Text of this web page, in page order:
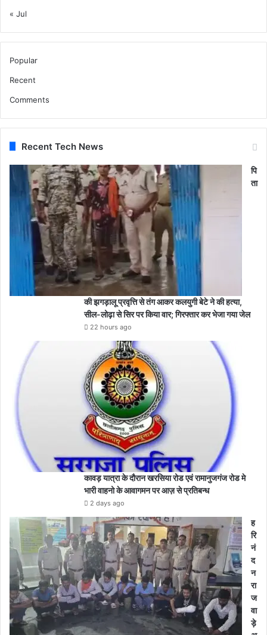
« Jul
Popular
Recent
Comments
Recent Tech News
पि
ता
की झगड़ालू प्रवृत्ति से तंग आकर कलयुगी बेटे ने की हत्या,
सील-लोढ़ा से सिर पर किया वार; गिरफ्तार कर भेजा गया जेल
22 hours ago
कावड़ यात्रा के दौरान खरसिया रोड एवं रामानुजगंज रोड मे
भारी वाहनो के आवागमन पर आज़ से प्रतिबन्ध
2 days ago
ह
रि
नं
द
न
रा
ज
वा
ड़े